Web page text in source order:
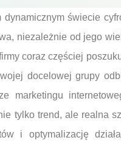
dynamicznym świecie
niezależnie od jego
coraz częściej
docelowej grupy
marketingu
tylko trend, ale realna
i optymalizację